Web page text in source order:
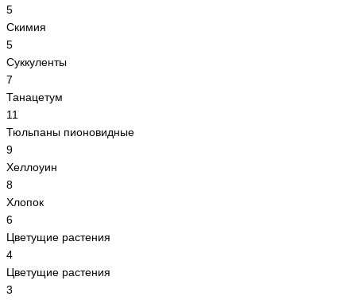
5
Скимия
5
Суккуленты
7
Танацетум
11
Тюльпаны пионовидные
9
Хеллоуин
8
Хлопок
6
Цветущие растения
4
Цветущие растения
3